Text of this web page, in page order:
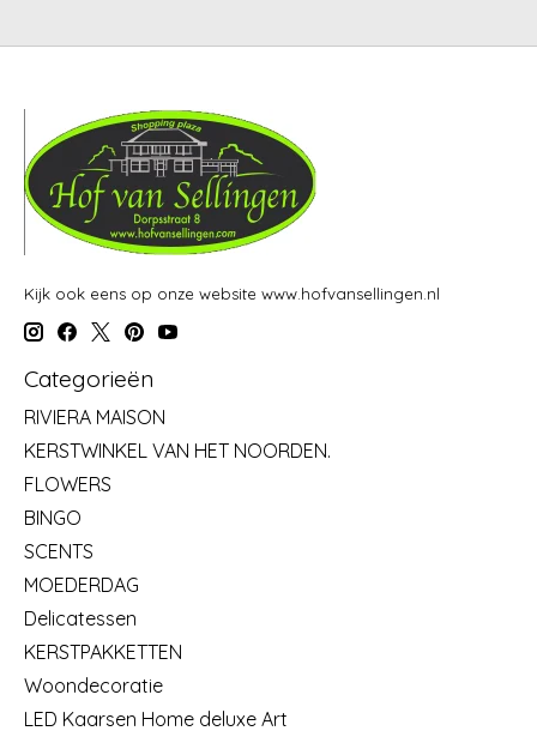
Kijk ook eens op onze website www.hofvansellingen.nl
Categorieën
RIVIERA MAISON
KERSTWINKEL VAN HET NOORDEN.
FLOWERS
BINGO
SCENTS
MOEDERDAG
Delicatessen
KERSTPAKKETTEN
Woondecoratie
LED Kaarsen Home deluxe Art